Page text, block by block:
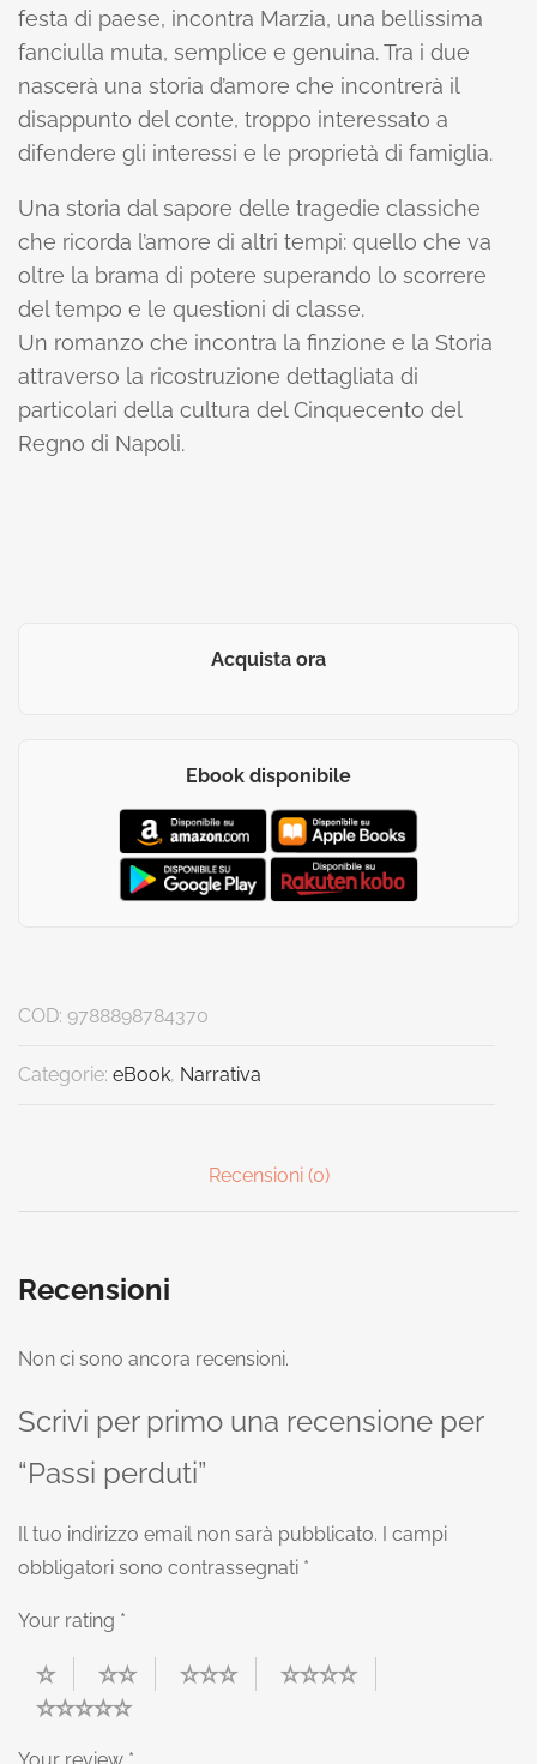
festa di paese, incontra Marzia, una bellissima
fanciulla muta, semplice e genuina. Tra i due
nascerà una storia d’amore che incontrerà il
disappunto del conte, troppo interessato a
difendere gli interessi e le proprietà di famiglia.
Una storia dal sapore delle tragedie classiche
che ricorda l’amore di altri tempi: quello che va
oltre la brama di potere superando lo scorrere
del tempo e le questioni di classe.
Un romanzo che incontra la finzione e la Storia
attraverso la ricostruzione dettagliata di
particolari della cultura del Cinquecento del
Regno di Napoli.
Acquista ora
Ebook disponibile
COD: 9788898784370
Categorie: eBook, Narrativa
Recensioni (0)
Recensioni
Non ci sono ancora recensioni.
Scrivi per primo una recensione per
“Passi perduti”
Il tuo indirizzo email non sarà pubblicato.
I campi
obbligatori sono contrassegnati *
Your rating *